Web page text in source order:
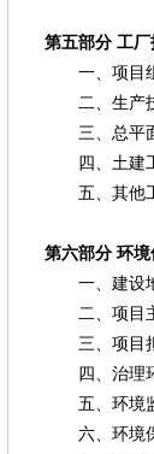
第五部分 工
一、项目
二、生产
三、总平
四、土建
五、其他
第六部分 环
一、建设
二、项目主
三、项目拟
四、治理
五、环境监
六、环境